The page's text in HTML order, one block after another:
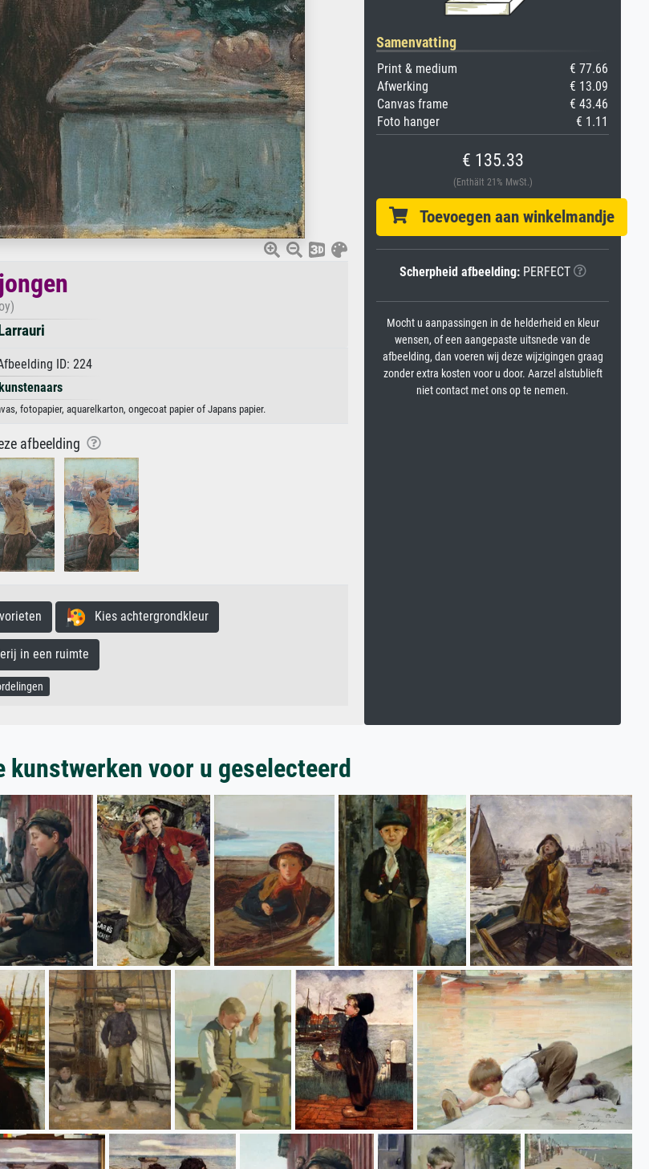
ID: 224
fotopapier, aquarelkarton, ongecoat papier of Japans papier.
afbeelding
Kies achtergrondkleur
in een ruimte
Samenvatting
Print & medium
€ 77.66
Afwerking
€ 13.09
Canvas frame
€ 43.46
Foto hanger
€ 1.11
€ 135.33
(Enthält 21% MwSt.)
Toevoegen aan winkelmandje
Scherpheid afbeelding:PERFECT
Mocht u aanpassingen in de helderheid en kleur
wensen, of een aangepaste uitsnede van de
afbeelding, dan voeren wij deze wijzigingen graag
zonder extra kosten voor u door. Aarzel alstublieft
niet contact met ons op te nemen.
kunstwerken voor u geselecteerd